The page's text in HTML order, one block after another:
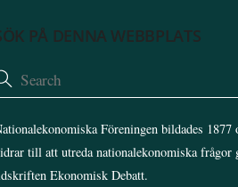
PÅ DENNA WEBBPLATS
Föreningen bildades
till att utreda nationalekonomiska frågor
Ekonomisk Debatt.